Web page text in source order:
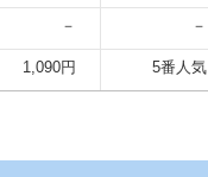
－ －
1,090円 5番人気